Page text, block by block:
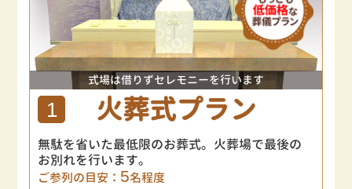
式場は借りずセレモニーを行います
1 火葬式プラン
無駄を省いた最低限のお葬式。火葬場で最後の
お別れを行います。
ご参列の目安： 5名程度